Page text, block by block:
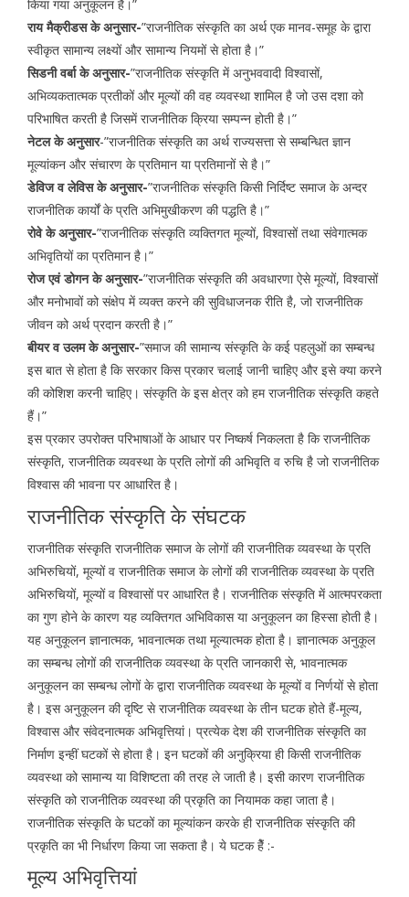
किया गया अनुकूलन है।”
राय मैक्रीडस के अनुसार-”राजनीतिक संस्कृति का अर्थ एक मानव-समूह के द्वारा
स्वीकृत सामान्य लक्ष्यों और सामान्य नियमों से होता है।”
सिडनी वर्बा के अनुसार-”राजनीतिक संस्कृति में अनुभववादी विश्वासों,
अभिव्यकतात्मक प्रतीकों और मूल्यों की वह व्यवस्था शामिल है जो उस दशा को
परिभाषित करती है जिसमें राजनीतिक क्रिया सम्पन्न होती है।”
नेटल के अनुसार-”राजनीतिक संस्कृति का अर्थ राज्यसत्ता से सम्बन्धित ज्ञान
मूल्यांकन और संचारण के प्रतिमान या प्रतिमानों से है।”
डेविज व लेविस के अनुसार-”राजनीतिक संस्कृति किसी निर्दिष्ट समाज के अन्दर
राजनीतिक कार्यों के प्रति अभिमुखीकरण की पद्धति है।”
रोवे के अनुसार-”राजनीतिक संस्कृति व्यक्तिगत मूल्यों, विश्वासों तथा संवेगात्मक
अभिवृतियों का प्रतिमान है।”
रोज एवं डोगन के अनुसार-”राजनीतिक संस्कृति की अवधारणा ऐसे मूल्यों, विश्वासों
और मनोभावों को संक्षेप में व्यक्त करने की सुविधाजनक रीति है, जो राजनीतिक
जीवन को अर्थ प्रदान करती है।”
बीयर व उलम के अनुसार-”समाज की सामान्य संस्कृति के कई पहलुओं का सम्बन्ध
इस बात से होता है कि सरकार किस प्रकार चलाई जानी चाहिए और इसे क्या करने
की कोशिश करनी चाहिए। संस्कृति के इस क्षेत्र को हम राजनीतिक संस्कृति कहते
हैं।”
इस प्रकार उपरोक्त परिभाषाओं के आधार पर निष्कर्ष निकलता है कि राजनीतिक
संस्कृति, राजनीतिक व्यवस्था के प्रति लोगों की अभिवृति व रुचि है जो राजनीतिक
विश्वास की भावना पर आधारित है।
राजनीतिक संस्कृति के संघटक
राजनीतिक संस्कृति राजनीतिक समाज के लोगों की राजनीतिक व्यवस्था के प्रति
अभिरुचियों, मूल्यों व राजनीतिक समाज के लोगों की राजनीतिक व्यवस्था के प्रति
अभिरुचियों, मूल्यों व विश्वासों पर आधारित है। राजनीतिक संस्कृति में आत्मपरकता
का गुण होने के कारण यह व्यक्तिगत अभिविकास या अनुकूलन का हिस्सा होती है।
यह अनुकूलन ज्ञानात्मक, भावनात्मक तथा मूल्यात्मक होता है। ज्ञानात्मक अनुकूल
का सम्बन्ध लोगों की राजनीतिक व्यवस्था के प्रति जानकारी से, भावनात्मक
अनुकूलन का सम्बन्ध लोगों के द्वारा राजनीतिक व्यवस्था के मूल्यों व निर्णयों से होता
है। इस अनुकूलन की दृष्टि से राजनीतिक व्यवस्था के तीन घटक होते हैं-मूल्य,
विश्वास और संवेदनात्मक अभिवृत्तियां। प्रत्येक देश की राजनीतिक संस्कृति का
निर्माण इन्हीं घटकों से होता है। इन घटकों की अनुक्रिया ही किसी राजनीतिक
व्यवस्था को सामान्य या विशिष्टता की तरह ले जाती है। इसी कारण राजनीतिक
संस्कृति को राजनीतिक व्यवस्था की प्रकृति का नियामक कहा जाता है।
राजनीतिक संस्कृति के घटकों का मूल्यांकन करके ही राजनीतिक संस्कृति की
प्रकृति का भी निर्धारण किया जा सकता है। ये घटक हैें :-
मूल्य अभिवृत्तियां